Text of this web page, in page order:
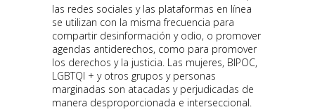
las redes sociales y las plataformas en línea
se utilizan con la misma frecuencia para
compartir desinformación y odio, o promover
agendas antiderechos, como para promover
los derechos y la justicia. Las mujeres, BIPOC,
LGBTQI + y otros grupos y personas
marginadas son atacadas y perjudicadas de
manera desproporcionada e interseccional.